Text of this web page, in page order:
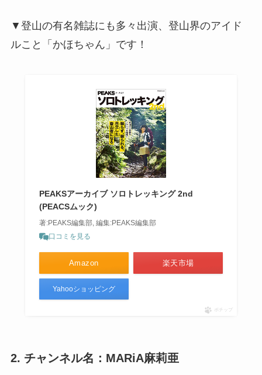
▼登山の有名雑誌にも多々出演、登山界のアイド
ルこと「かほちゃん」です！
PEAKSアーカイブ ソロトレッキング 2nd
(PEACSムック)
著:PEAKS編集部, 編集:PEAKS編集部
口コミを見る
Amazon 楽天市場
Yahooショッピング
ポチップ
2. チャンネル名：MARiA麻莉亜